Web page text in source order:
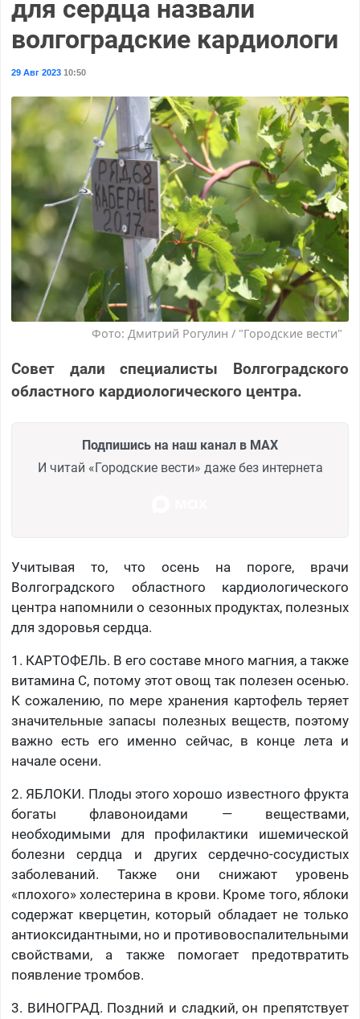
для сердца назвали
волгоградские кардиологи
29 Авг 202310:50
Фото: Дмитрий Рогулин / "Городские вести"
Совет дали специалисты Волгоградского
областного кардиологического центра.
Подпишись на наш канал в MAX
И читай «Городские вести» даже без интернета
Учитывая то, что осень на пороге, врачи
Волгоградского областного кардиологического
центра напомнили о сезонных продуктах, полезных
для здоровья сердца.
1. КАРТОФЕЛЬ. В его составе много магния, а также
витамина С, потому этот овощ так полезен осенью.
К сожалению, по мере хранения картофель теряет
значительные запасы полезных веществ, поэтому
важно есть его именно сейчас, в конце лета и
начале осени.
2. ЯБЛОКИ. Плоды этого хорошо известного фрукта
богаты флавоноидами — веществами,
необходимыми для профилактики ишемической
болезни сердца и других сердечно-сосудистых
заболеваний. Также они снижают уровень
«плохого» холестерина в крови. Кроме того, яблоки
содержат кверцетин, который обладает не только
антиоксидантными, но и противовоспалительными
свойствами, а также помогает предотвратить
появление тромбов.
3. ВИНОГРАД. Поздний и сладкий, он препятствует